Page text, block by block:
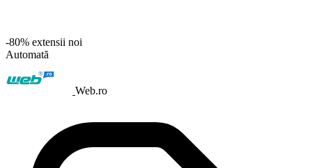
-80% extensii noi
Automată
Web.ro